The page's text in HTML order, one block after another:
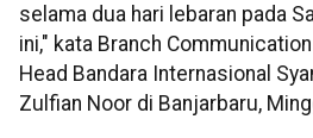
selama dua hari lebaran pada
ini," kata Branch
Head Bandara Internasional
Zulfian Noor di Banjarbaru,